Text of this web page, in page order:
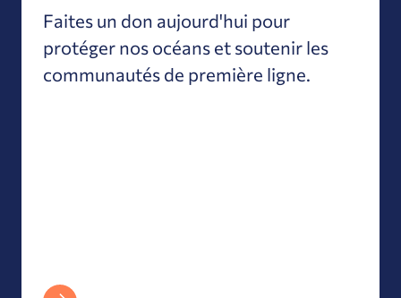
Faites un don aujourd'hui pour
protéger nos océans et soutenir les
communautés de première ligne.